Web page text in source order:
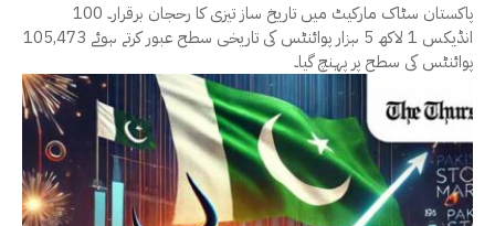
پاکستان سٹاک مارکیٹ میں تاریخ ساز تیزی کا رحجان برقرار۔ 100
انڈیکس 1 لاکھ 5 ہزار پوائنٹس کی تاریخی سطح عبور کرتے ہوئے 105,473
پوائنٹس کی سطح پر پہنچ گیا۔